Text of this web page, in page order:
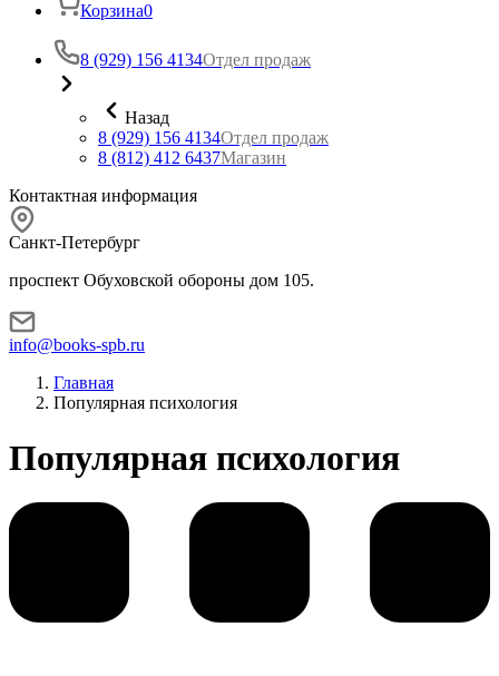
Корзина0
8 (929) 156 4134Отдел продаж
Назад
8 (929) 156 4134Отдел продаж
8 (812) 412 6437Магазин
Контактная информация
Санкт-Петербург
проспект Обуховской обороны дом 105.
info@books-spb.ru
Главная
Популярная психология
Популярная психология